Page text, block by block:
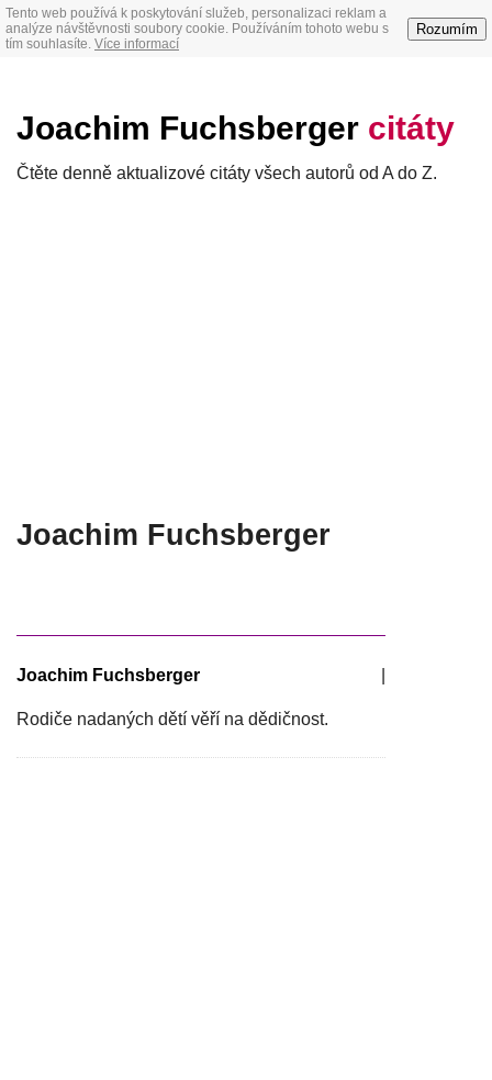
Tento web používá k poskytování služeb, personalizaci reklam a
analýze návštěvnosti soubory cookie. Používáním tohoto webu s
tím souhlasíte. Více informací
Rozumím
Joachim Fuchsberger citáty
Čtěte denně aktualizové citáty všech autorů od A do Z.
Joachim Fuchsberger
Joachim Fuchsberger
Rodiče nadaných dětí věří na dědičnost.